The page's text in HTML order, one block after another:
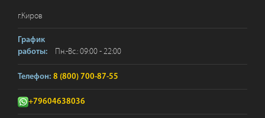
г.Киров
График
работы:
Пн.-Вс.: 09:00 - 22:00
Телефон: 8 (800) 700-87-55
+79604638036